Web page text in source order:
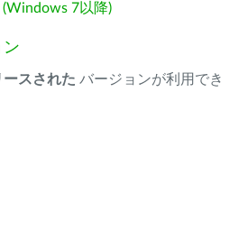
7以降)
ン
ースされた バージョンが利用でき